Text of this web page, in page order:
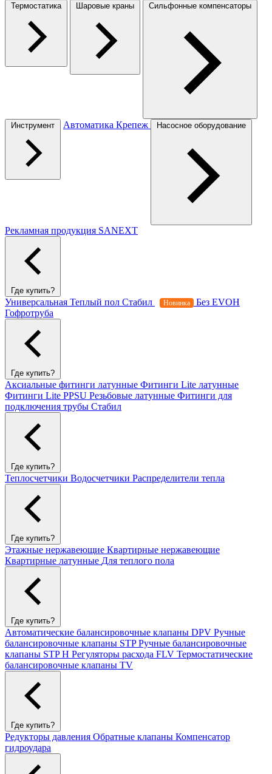
Термостатика Шаровые краны Сильфонные компенсаторы
Инструмент Автоматика Крепеж Насосное оборудование
Рекламная продукция SANEXT
Где купить?
Универсальная Теплый пол Стабил Новинка
Без EVOH
Гофротруба
Где купить?
Аксиальные фитинги латунные Фитинги Lite латунные
Фитинги Lite PPSU Резьбовые латунные Фитинги для
подключения трубы Стабил
Где купить?
Теплосчетчики Водосчетчики Распределители тепла
Где купить?
Этажные нержавеющие Квартирные нержавеющие
Квартирные латунные Для теплого пола
Где купить?
Автоматические балансировочные клапаны DPV Ручные
балансировочные клапаны STPРучные балансировочные
клапаны STP H Регуляторы расхода FLV Термостатические
балансировочные клапаны TV
Где купить?
Редукторы давления Обратные клапаны Компенсатор
гидроудара